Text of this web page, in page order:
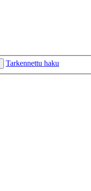
Tarkennettu haku